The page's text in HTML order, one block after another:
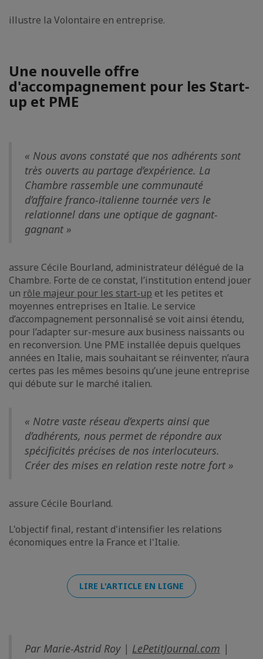
illustre la Volontaire en entreprise.
Une nouvelle offre
d'accompagnement pour les Start-
up et PME
« Nous avons constaté que nos adhérents sont
très ouverts au partage d’expérience. La
Chambre rassemble une communauté
d’affaire franco-italienne tournée vers le
relationnel dans une optique de gagnant-
gagnant »
assure Cécile Bourland, administrateur délégué de la
Chambre. Forte de ce constat, l’institution entend jouer
un rôle majeur pour les start-up et les petites et
moyennes entreprises en Italie. Le service
d’accompagnement personnalisé se voit ainsi étendu,
pour l’adapter sur-mesure aux business naissants ou
en reconversion. Une PME installée depuis quelques
années en Italie, mais souhaitant se réinventer, n’aura
certes pas les mêmes besoins qu’une jeune entreprise
qui débute sur le marché italien.
« Notre vaste réseau d’experts ainsi que
d’adhérents, nous permet de répondre aux
spécificités précises de nos interlocuteurs.
Créer des mises en relation reste notre fort »
assure Cécile Bourland.
L'objectif final, restant d'intensifier les relations
économiques entre la France et l'Italie.
LIRE L'ARTICLE EN LIGNE
Par Marie-Astrid Roy | LePetitJournal.com |